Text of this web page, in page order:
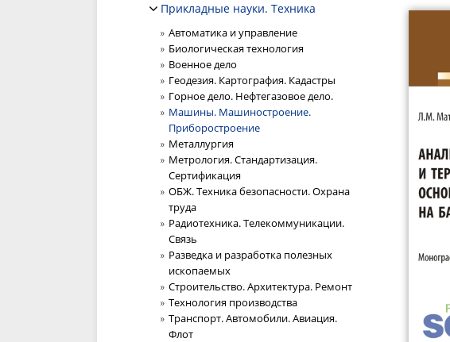
Прикладные науки. Техника
Автоматика и управление
Биологическая технология
Военное дело
Геодезия. Картография. Кадастры
Горное дело. Нефтегазовое дело.
Машины. Машиностроение.
Приборостроение
Металлургия
Метрология. Стандартизация.
Сертификация
ОБЖ. Техника безопасности. Охрана
труда
Радиотехника. Телекоммуникации.
Связь
Разведка и разработка полезных
ископаемых
Строительство. Архитектура. Ремонт
Технология производства
Транспорт. Автомобили. Авиация.
Флот